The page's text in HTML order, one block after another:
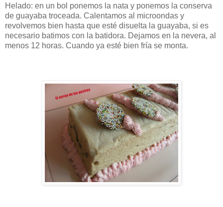
Helado: en un bol ponemos la nata y ponemos la conserva
de guayaba troceada. Calentamos al microondas y
revolvemos bien hasta que esté disuelta la guayaba, si es
necesario batimos con la batidora. Dejamos en la nevera, al
menos 12 horas. Cuando ya esté bien fría se monta.